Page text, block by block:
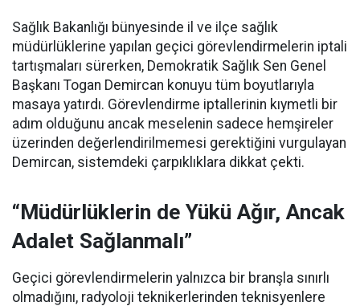
Sağlık Bakanlığı bünyesinde il ve ilçe sağlık
müdürlüklerine yapılan geçici görevlendirmelerin iptali
tartışmaları sürerken, Demokratik Sağlık Sen Genel
Başkanı Togan Demircan konuyu tüm boyutlarıyla
masaya yatırdı. Görevlendirme iptallerinin kıymetli bir
adım olduğunu ancak meselenin sadece hemşireler
üzerinden değerlendirilmemesi gerektiğini vurgulayan
Demircan, sistemdeki çarpıklıklara dikkat çekti.
“Müdürlüklerin de Yükü Ağır, Ancak
Adalet Sağlanmalı”
Geçici görevlendirmelerin yalnızca bir branşla sınırlı
olmadığını, radyoloji teknikerlerinden teknisyenlere